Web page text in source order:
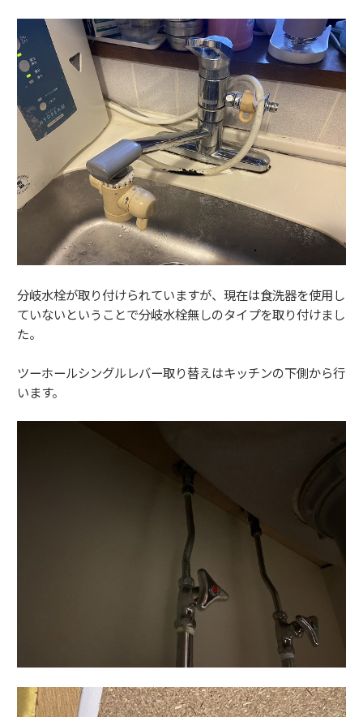
分岐水栓が取り付けられていますが、現在は食洗器を使用し
ていないということで分岐水栓無しのタイプを取り付けまし
た。
ツーホールシングルレバー取り替えはキッチンの下側から行
います。